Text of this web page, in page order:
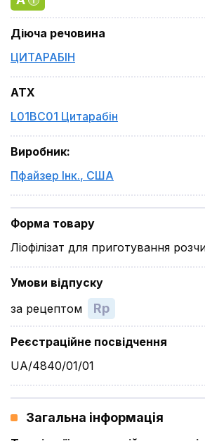
Діюча речовина
ЦИТАРАБІН
ATX
L01BC01 Цитарабін
Виробник:
Пфайзер Інк., США
Форма товару
Ліофілізат для приготування
Умови відпуску
за рецептом
Rp
Реєстраційне посвідчення
UA/4840/01/01
Загальна інформація